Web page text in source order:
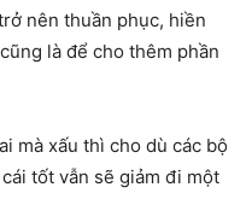
nên thuần phục, hiền
là để cho thêm phần
mà xấu thì cho dù các bộ
tốt vẫn sẽ giảm đi một